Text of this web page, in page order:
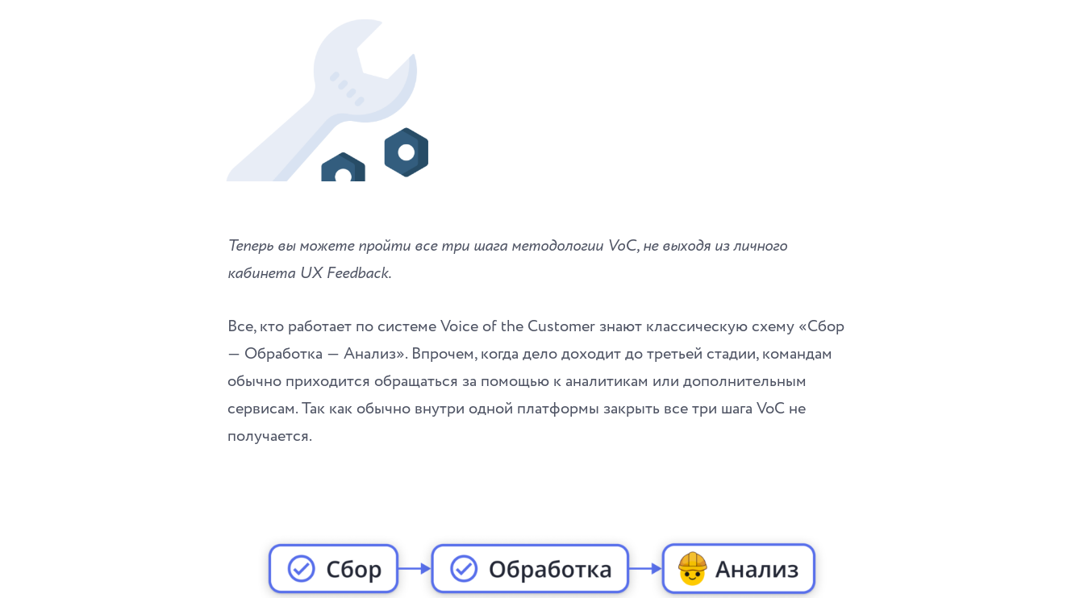
Теперь вы можете пройти все три шага методологии VoC, не выходя из личного
кабинета UX Feedback.
Все, кто работает по системе Voice of the Customer знают классическую схему «Сбор
― Обработка ― Анализ». Впрочем, когда дело доходит до третьей стадии, командам
обычно приходится обращаться за помощью к аналитикам или дополнительным
сервисам. Так как обычно внутри одной платформы закрыть все три шага VoC не
получается.